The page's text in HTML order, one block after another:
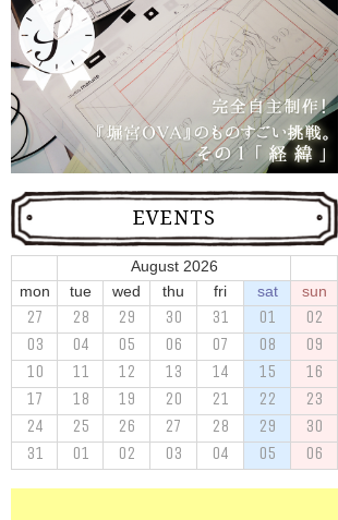
EVENTS
August 2026
mon
tue wed thu fri sat sun
27 28 29 30 31 01
02
03
04 05 06 07 08
09
10
11 12 13 14 15
16
17
18 19 20 21 22
23
24
25 26 27 28 29
30
31
01 02 03 04 05 06